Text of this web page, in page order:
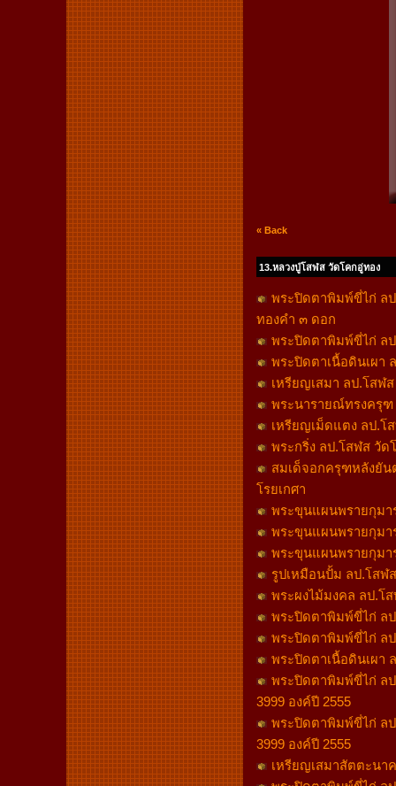
« Back
13.หลวงปู่โสฬส วัดโคกอู่ทอง
พระปิดตาพิมพ์ขี่ไก่ ลป
ทองคำ ๓ ดอก
พระปิดตาพิมพ์ขี่ไก่ ล
พระปิดตาเนื้อดินเผา
เหรียญเสมา ลป.โสฬ
พระนารายณ์ทรงครุฑ
เหรียญเม็ดแตง ลป.โ
พระกริ่ง ลป.โสฬส วัด
สมเด็จอกครุฑหลังยัน
โรยเกศา
พระขุนแผนพรายกุมา
พระขุนแผนพรายกุมา
พระขุนแผนพรายกุมา
รูปเหมือนปั้ม ลป.โสฬ
พระผงไม้มงคล ลป.โ
พระปิดตาพิมพ์ขี่ไก่ ล
พระปิดตาพิมพ์ขี่ไก่ ล
พระปิดตาเนื้อดินเผา
พระปิดตาพิมพ์ขี่ไก่ ลป
3999 องค์ปี 2555
พระปิดตาพิมพ์ขี่ไก่ ล
3999 องค์ปี 2555
เหรียญเสมาสัตตะน